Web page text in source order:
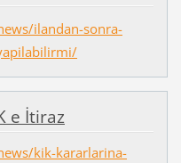
ilandan-sonra-
e İtiraz
kik-kararlarina-